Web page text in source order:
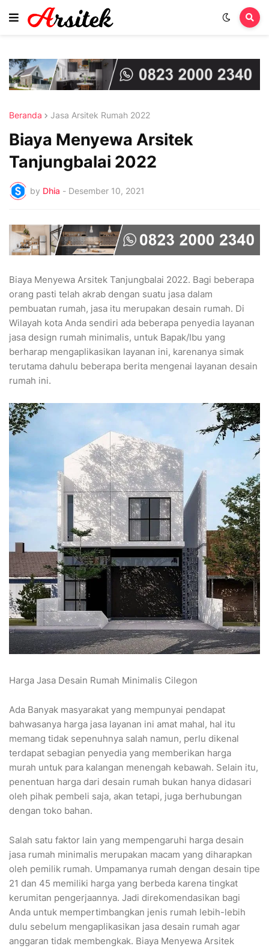
Beranda Jasa Arsitek Rumah 2022
Biaya Menyewa Arsitek
Tanjungbalai 2022
by Dhia - Desember 10, 2021
Biaya Menyewa Arsitek Tanjungbalai 2022. Bagi beberapa
orang pasti telah akrab dengan suatu jasa dalam
pembuatan rumah, jasa itu merupakan desain rumah. Di
Wilayah kota Anda sendiri ada beberapa penyedia layanan
jasa design rumah minimalis, untuk Bapak/Ibu yang
berharap mengaplikasikan layanan ini, karenanya simak
terutama dahulu beberapa berita mengenai layanan desain
rumah ini.
Harga Jasa Desain Rumah Minimalis Cilegon
Ada Banyak masyarakat yang mempunyai pendapat
bahwasanya harga jasa layanan ini amat mahal, hal itu
memang tidak sepenuhnya salah namun, perlu dikenal
terdapat sebagian penyedia yang memberikan harga
murah untuk para kalangan menengah kebawah. Selain itu,
penentuan harga dari desain rumah bukan hanya didasari
oleh pihak pembeli saja, akan tetapi, juga berhubungan
dengan toko bahan.
Salah satu faktor lain yang mempengaruhi harga desain
jasa rumah minimalis merupakan macam yang diharapkan
oleh pemilik rumah. Umpamanya rumah dengan desain tipe
21 dan 45 memiliki harga yang berbeda karena tingkat
kerumitan pengerjaannya. Jadi direkomendasikan bagi
Anda untuk mempertimbangkan jenis rumah lebih-lebih
dulu sebelum mengaplikasikan jasa desain rumah agar
anggaran tidak membengkak. Biaya Menyewa Arsitek